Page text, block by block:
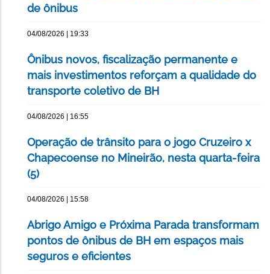
de ônibus
04/08/2026 | 19:33
Ônibus novos, fiscalização permanente e
mais investimentos reforçam a qualidade do
transporte coletivo de BH
04/08/2026 | 16:55
Operação de trânsito para o jogo Cruzeiro x
Chapecoense no Mineirão, nesta quarta-feira
(5)
04/08/2026 | 15:58
Abrigo Amigo e Próxima Parada transformam
pontos de ônibus de BH em espaços mais
seguros e eficientes